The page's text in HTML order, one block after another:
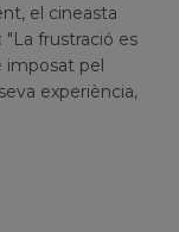
el cineasta
"La frustració es
imposat pel
experiència,